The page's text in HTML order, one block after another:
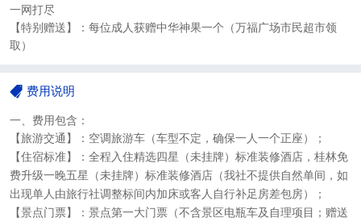
一网打尽
【特别赠送】：每位成人获赠中华神果一个（万福广场市民超市领
取）
费用说明
一、费用包含：
【旅游交通】：空调旅游车（车型不定，确保一人一个正座）；
【住宿标准】：全程入住精选四星（未挂牌）标准装修酒店，桂林免
费升级一晚五星（未挂牌）标准装修酒店（我社不提供自然单间，如
出现单人由旅行社调整标间内加床或客人自行补足房差包房）；
【景点门票】：景点第一大门票（不含景区电瓶车及自理项目；赠送